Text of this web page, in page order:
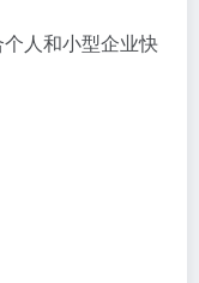
人和小型企业快